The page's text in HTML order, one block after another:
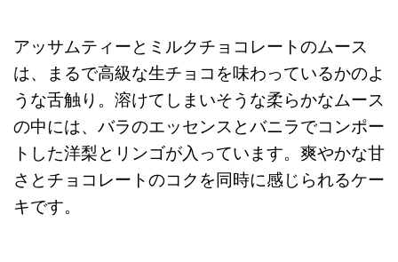
アッサムティーとミルクチョコレートのムース
は、まるで高級な生チョコを味わっているかのよ
うな舌触り。溶けてしまいそうな柔らかなムース
の中には、バラのエッセンスとバニラでコンポー
トした洋梨とリンゴが入っています。爽やかな甘
さとチョコレートのコクを同時に感じられるケー
キです。